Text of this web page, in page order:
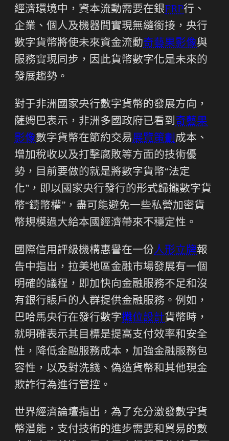
經濟環境中，資本流動需要在銀FRP行、
企業、個人及機器間實現無縫銜接，央行
數字貨幣將使未來資金流動奇藝果影像與
服務實現同步，因此貨幣數字化是未來的
發展趨勢。
對于非洲國家央行數字貨幣的發展方向，
薩姆巴表示，非洲多國政府已看到奇藝果
影像數字貨幣在節約交易展覽策劃成本、
增加稅收以及打擊腐敗等方面的技術優
勢，目前要做的就是將數字貨幣“法定
化”，即以國家央行發行的形式歸攏數字貨
幣“鑄幣權”，盡可能避免一些私營加密貨
幣規模過大給本國經濟帶來不穩定性。
國際信用評級機構惠譽在一份人形立牌報
告中指出，拉美地區金融市場發展有一個
明確的議程，即加快向金融服務不足和沒
有銀行賬戶的人群提供金融服務。例如，
巴哈馬央行在發行數字攤位設計貨幣時，
就明確表示其目標是提高支付效率和安全
性，降低金融服務成本，加強金融服務包
容性，以及對洗錢、偽造貨幣和其他現金
欺詐行為進行管控。
世界經濟論壇指出，為了充分激發數字貨
幣潛能，支付技術的進步需要和貿易的數